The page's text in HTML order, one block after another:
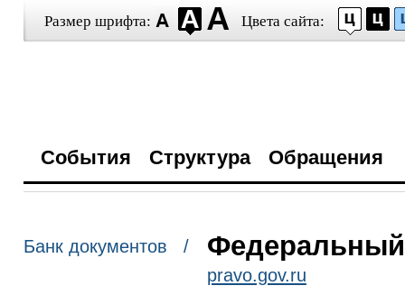
Размер шрифта: Цвета сайта:
События Структура Обращения
Банк документов / Федеральный
pravo.gov.ru